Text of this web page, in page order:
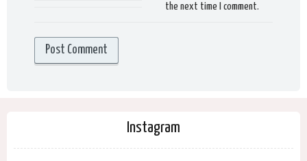
the next time I comment.
Instagram